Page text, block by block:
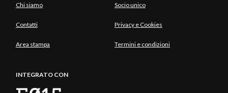
Chi siamo Socio unico
Contatti Privacy e Cookies
Area stampa Termini e condizioni
INTEGRATO CON